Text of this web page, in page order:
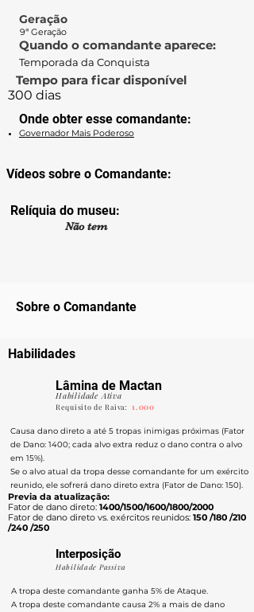
Geração
9ª Geração
Quando o comandante aparece:
Temporada da Conquista
Tempo para ficar disponível
300 dias
Onde obter esse comandante:
Governador Mais Poderoso
Vídeos sobre o Comandante:
Relíquia do museu:
Não tem
Sobre o Comandante
Habilidades
Lâmina de Mactan
Habilidade Ativa
Requisito de Raiva: 1.000
Causa dano direto a até 5 tropas inimigas próximas (Fator
de Dano: 1400; cada alvo extra reduz o dano contra o alvo
em 15%).
Se o alvo atual da tropa desse comandante for um exército
reunido, ele sofrerá dano direto extra (Fator de Dano: 150).
Previa da atualização:
Fator de dano direto: 1400/1500/1600/1800/2000
Fator de dano direto vs. exércitos reunidos: 150 /180 /210
/240 /250
Interposição
Habilidade Passiva
A tropa deste comandante ganha 5% de Ataque.
A tropa deste comandante causa 2% a mais de dano